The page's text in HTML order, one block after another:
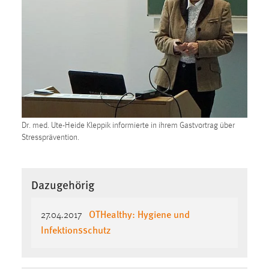
Dr. med. Ute-Heide Kleppik informierte in ihrem Gastvortrag über
Stressprävention.
Dazugehörig
27.04.2017
OTHealthy: Hygiene und
Infektionsschutz
Dieser Cookie ist notwendig um sich an der Website
24 Stunden
STATISTIK
Statistik Cookies erfassen Informationen anonym.
Matomo
Name:
_pk_ref, _pk_cvar, _pk_id, _pk_ses